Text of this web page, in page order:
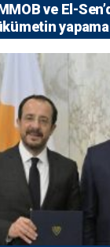
ve El-